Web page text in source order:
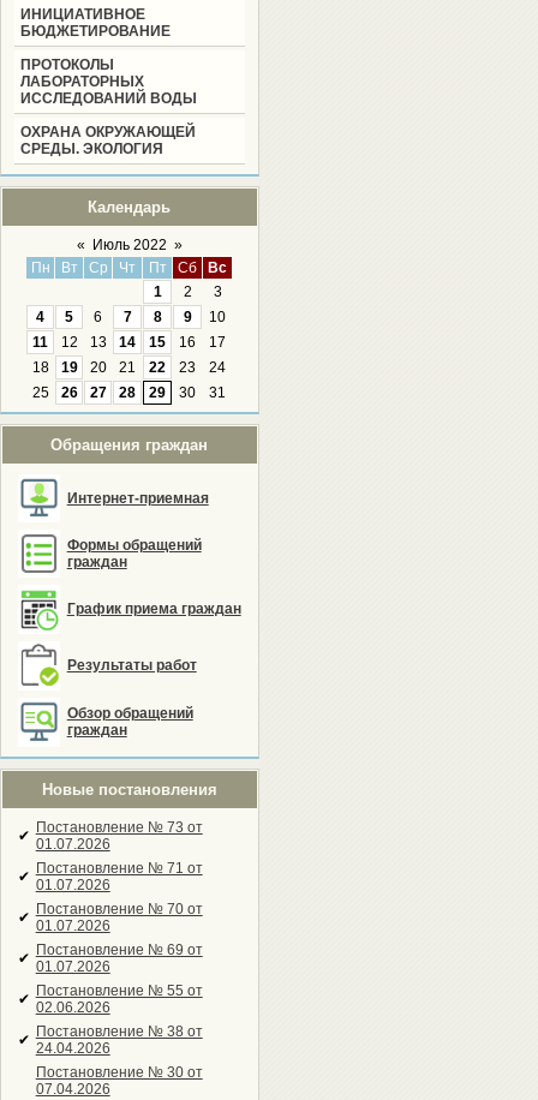
ИНИЦИАТИВНОЕ
БЮДЖЕТИРОВАНИЕ
ПРОТОКОЛЫ
ЛАБОРАТОРНЫХ
ИССЛЕДОВАНИЙ ВОДЫ
ОХРАНА ОКРУЖАЮЩЕЙ
СРЕДЫ. ЭКОЛОГИЯ
Календарь
« Июль 2022 »
Пн
Вт Ср Чт Пт Сб
Вс
1
2
3
4
5 6 7 8 9
10
11
12 13 14 15 16
17
18
19 20 21 22 23
24
25
26 27 28 29 30 31
Обращения граждан
Интернет-приемная
Формы обращений
граждан
График приема граждан
Результаты работ
Обзор обращений
граждан
Новые постановления
✔ Постановление № 73 от
01.07.2026
✔ Постановление № 71 от
01.07.2026
✔ Постановление № 70 от
01.07.2026
✔ Постановление № 69 от
01.07.2026
✔ Постановление № 55 от
02.06.2026
✔ Постановление № 38 от
24.04.2026
Постановление № 30 от
07.04.2026